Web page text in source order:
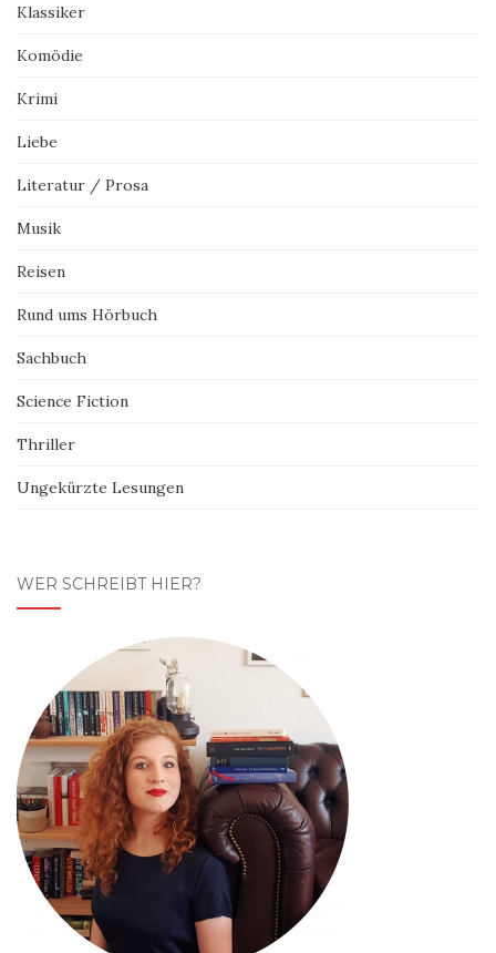
Klassiker
Komödie
Krimi
Liebe
Literatur / Prosa
Musik
Reisen
Rund ums Hörbuch
Sachbuch
Science Fiction
Thriller
Ungekürzte Lesungen
WER SCHREIBT HIER?